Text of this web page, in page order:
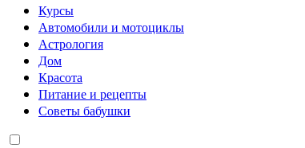
Курсы
Автомобили и мотоциклы
Астрология
Дом
Красота
Питание и рецепты
Советы бабушки